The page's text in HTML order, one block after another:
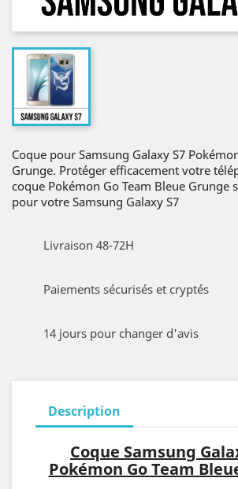
Coque pour Samsung Galaxy S7
Grunge. Protéger efficacement votre
coque Pokémon Go Team Bleue Grunge
pour votre Samsung Galaxy S7
Livraison 48-72H
Paiements sécurisés et cryptés
14 jours pour changer d'avis
Description
Coque Samsung
Pokémon Go Team